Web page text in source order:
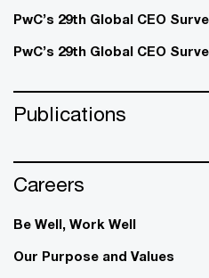
PwC’s 29th Global CEO
PwC’s 29th Global CEO
Publications
Careers
Be Well, Work Well​
Our Purpose and Values